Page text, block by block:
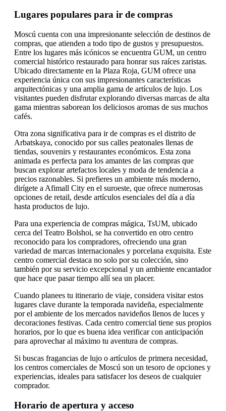
Lugares populares para ir de compras
Moscú cuenta con una impresionante selección de destinos de
compras, que atienden a todo tipo de gustos y presupuestos.
Entre los lugares más icónicos se encuentra GUM, un centro
comercial histórico restaurado para honrar sus raíces zaristas.
Ubicado directamente en la Plaza Roja, GUM ofrece una
experiencia única con sus impresionantes características
arquitectónicas y una amplia gama de artículos de lujo. Los
visitantes pueden disfrutar explorando diversas marcas de alta
gama mientras saborean los deliciosos aromas de sus muchos
cafés.
Otra zona significativa para ir de compras es el distrito de
Arbatskaya, conocido por sus calles peatonales llenas de
tiendas, souvenirs y restaurantes económicos. Esta zona
animada es perfecta para los amantes de las compras que
buscan explorar artefactos locales y moda de tendencia a
precios razonables. Si prefieres un ambiente más moderno,
dirígete a Afimall City en el suroeste, que ofrece numerosas
opciones de retail, desde artículos esenciales del día a día
hasta productos de lujo.
Para una experiencia de compras mágica, TsUM, ubicado
cerca del Teatro Bolshoi, se ha convertido en otro centro
reconocido para los compradores, ofreciendo una gran
variedad de marcas internacionales y porcelana exquisita. Este
centro comercial destaca no solo por su colección, sino
también por su servicio excepcional y un ambiente encantador
que hace que pasar tiempo allí sea un placer.
Cuando planees tu itinerario de viaje, considera visitar estos
lugares clave durante la temporada navideña, especialmente
por el ambiente de los mercados navideños llenos de luces y
decoraciones festivas. Cada centro comercial tiene sus propios
horarios, por lo que es buena idea verificar con anticipación
para aprovechar al máximo tu aventura de compras.
Si buscas fragancias de lujo o artículos de primera necesidad,
los centros comerciales de Moscú son un tesoro de opciones y
experiencias, ideales para satisfacer los deseos de cualquier
comprador.
Horario de apertura y acceso